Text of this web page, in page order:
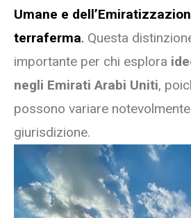
Umane e
terraferma. Questa
importante per chi esplora
negli Emirati Arabi Uniti,
possono variare
giurisdizione.